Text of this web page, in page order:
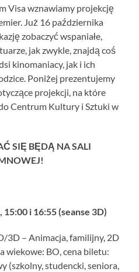
Visa wznawiamy projekcję
Już 16 października
zobaczyć wspaniałe,
jak zwykle, znajdą coś
kinomaniacy, jak i ich
Poniżej prezentujemy
projekcji, na które
Centrum Kultury i Sztuki w
SIĘ BĘDĄ NA SALI
i 16:55 (seanse 3D)
3D – Animacja, familijny, 2D
wiekowe: BO, cena biletu:
(szkolny, studencki, seniora,